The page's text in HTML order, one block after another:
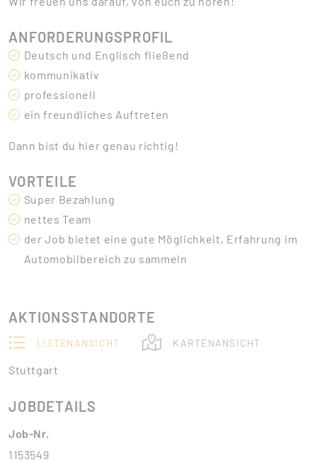
ANFORDERUNGSPROFIL
Deutsch und Englisch fließend
kommunikativ
professionell
ein freundliches Auftreten
Dann bist du hier genau richtig!
VORTEILE
Super Bezahlung
nettes Team
der Job bietet eine gute Möglichkeit, Erfahrung im
Automobilbereich zu sammeln
AKTIONSSTANDORTE
LISTENANSICHT KARTENANSICHT
Stuttgart
JOBDETAILS
Job-Nr.
1153549